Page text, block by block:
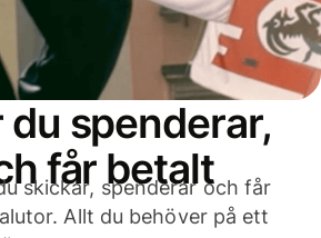
du spenderar,
får betalt
skickar, spenderar och får
Allt du behöver på ett